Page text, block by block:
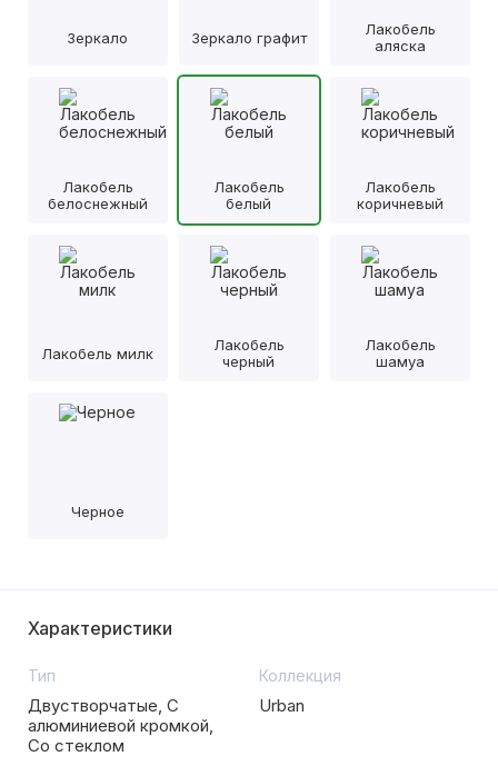
Зеркало Зеркало графит
Лакобель
аляска
Лакобель
белоснежный
Лакобель
белый
Лакобель
коричневый
Лакобель милк
Лакобель
черный
Лакобель
шамуа
Черное
Характеристики
Тип
Двустворчатые, С
алюминиевой кромкой,
Со стеклом
Коллекция
Urban